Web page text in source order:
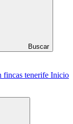
Buscar
Inicio